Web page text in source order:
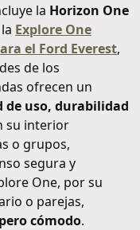
la Horizon One
Explore One
el Ford Everest,
de los
ofrecen un
uso, durabilidad
su interior
o grupos,
segura y
One, por su
o parejas,
cómodo.